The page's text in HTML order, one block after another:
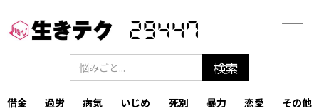
29447
借金 過労 病気 いじめ 死別 暴力 恋愛 その他